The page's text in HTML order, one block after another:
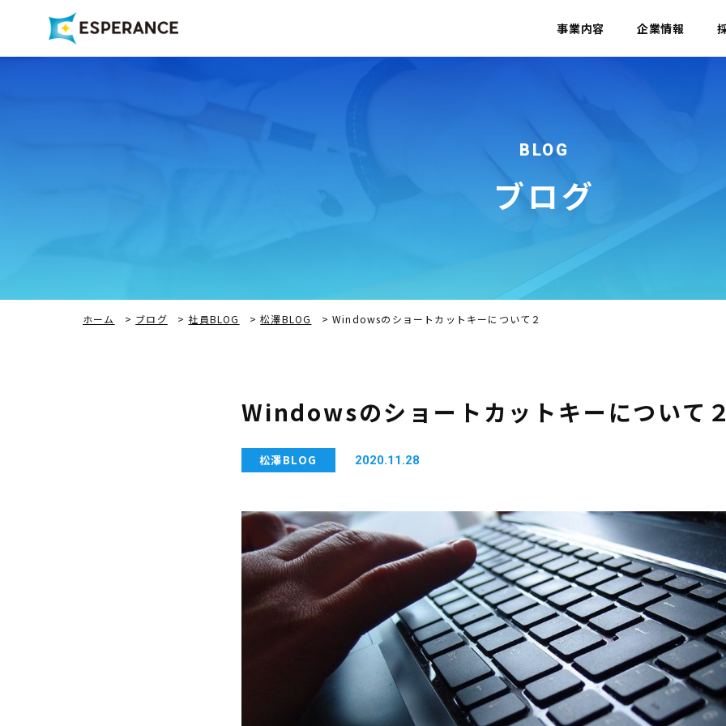
事業内容 企業情報
BLOG
ブログ
ホーム > ブログ > 社員BLOG >松澤BLOG > Windowsのショートカットキーについて２
Windowsのショートカットキーについて
松澤BLOG 2020.11.28